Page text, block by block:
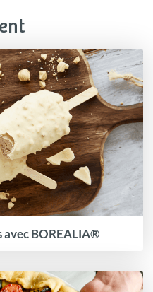
avec BOREALIA®